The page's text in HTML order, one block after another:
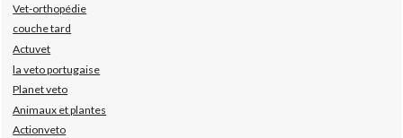
Vet-orthopédie
couche tard
Actuvet
la veto portugaise
Planet veto
Animaux et plantes
Actionveto